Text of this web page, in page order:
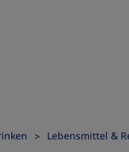
Lebensmittel &